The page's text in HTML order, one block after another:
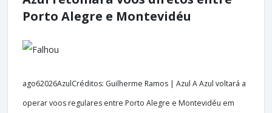
Porto Alegre e Montevidéu
ago62026AzulCréditos: Guilherme Ramos | Azul A Azul voltará a
operar voos regulares entre Porto Alegre e Montevidéu em